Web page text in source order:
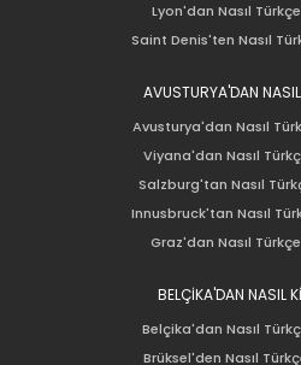
Lyon'dan Nasıl
Saint Denis'ten Nasıl
AVUSTURYA'DAN
Avusturya'dan Nasıl
Viyana'dan Nasıl
Salzburg'tan Nasıl
Innusbruck'tan Nasıl
Graz'dan Nasıl
BELÇİKA'DAN NASIL
Belçika'dan Nasıl
Brüksel'den Nasıl